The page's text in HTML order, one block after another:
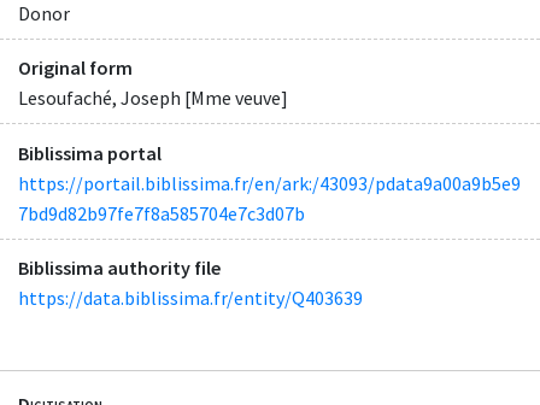
Donor
Original form
Lesoufaché, Joseph [Mme veuve]
Biblissima portal
https://portail.biblissima.fr/en/ark:/43093/pdata9a00a9b5e9
7bd9d82b97fe7f8a585704e7c3d07b
Biblissima authority file
https://data.biblissima.fr/entity/Q403639